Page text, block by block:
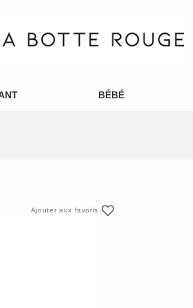
BÉBÉ
Ajouter aux favoris